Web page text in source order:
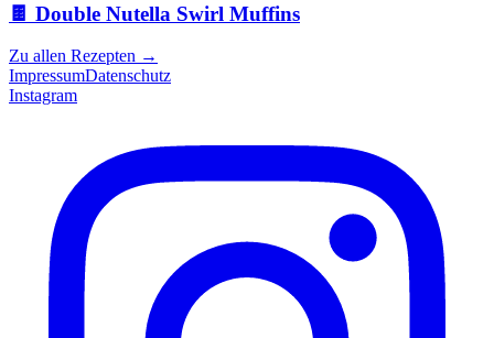
🍫 Double Nutella Swirl Muffins
Zu allen Rezepten →
ImpressumDatenschutz
Instagram